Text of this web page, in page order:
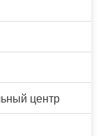
центр